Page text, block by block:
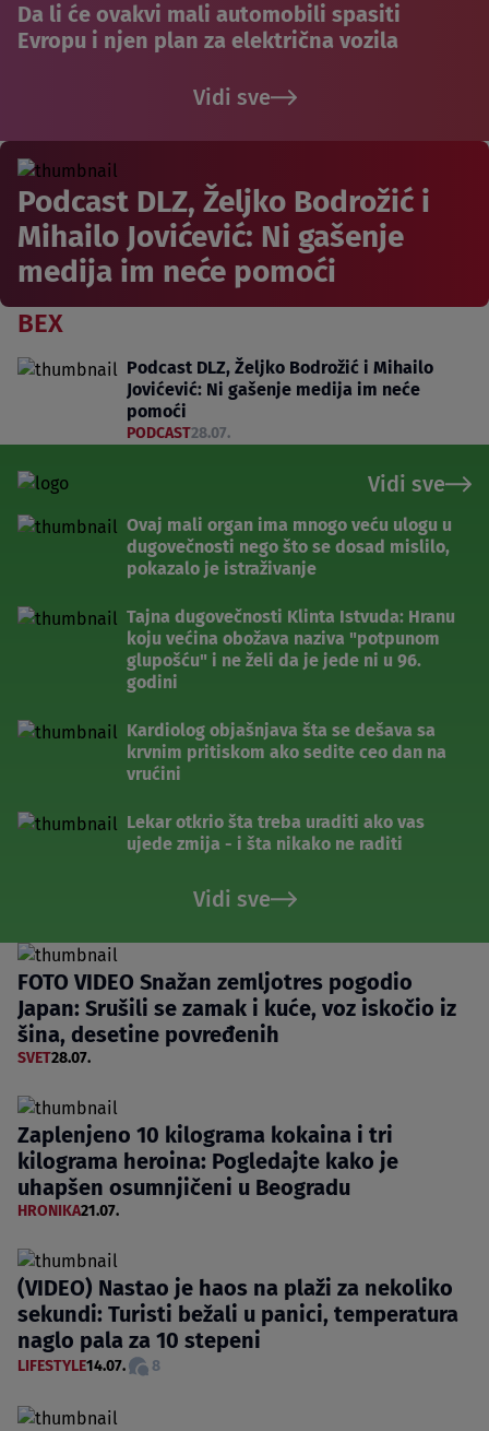
Da li će ovakvi mali automobili spasiti
Evropu i njen plan za električna vozila
Vidi sve
Podcast DLZ, Željko Bodrožić i
Mihailo Jovićević: Ni gašenje
medija im neće pomoći
BEX
Podcast DLZ, Željko Bodrožić i Mihailo
Jovićević: Ni gašenje medija im neće
pomoći
PODCAST28.07.
Vidi sve
Ovaj mali organ ima mnogo veću ulogu u
dugovečnosti nego što se dosad mislilo,
pokazalo je istraživanje
Tajna dugovečnosti Klinta Istvuda: Hranu
koju većina obožava naziva "potpunom
glupošću" i ne želi da je jede ni u 96.
godini
Kardiolog objašnjava šta se dešava sa
krvnim pritiskom ako sedite ceo dan na
vrućini
Lekar otkrio šta treba uraditi ako vas
ujede zmija - i šta nikako ne raditi
Vidi sve
FOTO VIDEO Snažan zemljotres pogodio
Japan: Srušili se zamak i kuće, voz iskočio iz
šina, desetine povređenih
SVET28.07.
Zaplenjeno 10 kilograma kokaina i tri
kilograma heroina: Pogledajte kako je
uhapšen osumnjičeni u Beogradu
HRONIKA21.07.
(VIDEO) Nastao je haos na plaži za nekoliko
sekundi: Turisti bežali u panici, temperatura
naglo pala za 10 stepeni
LIFESTYLE14.07. 8